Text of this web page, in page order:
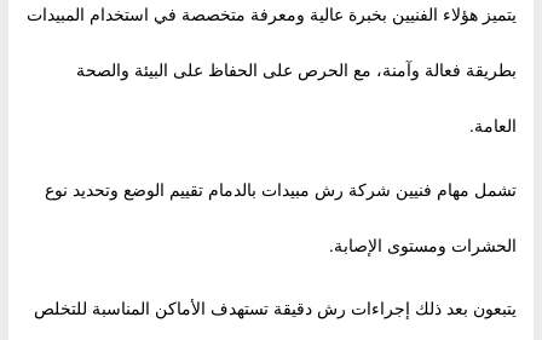
يتميز هؤلاء الفنيين بخبرة عالية ومعرفة متخصصة في استخدام المبيدات
بطريقة فعالة وآمنة، مع الحرص على الحفاظ على البيئة والصحة
العامة.
تشمل مهام فنيين شركة رش مبيدات بالدمام تقييم الوضع وتحديد نوع
الحشرات ومستوى الإصابة.
يتبعون بعد ذلك إجراءات رش دقيقة تستهدف الأماكن المناسبة للتخلص